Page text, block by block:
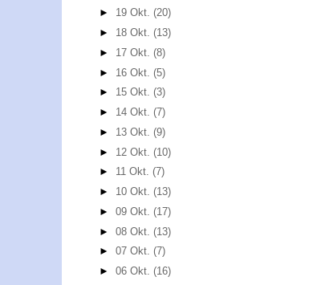
► 19 Okt.(20)
► 18 Okt.(13)
► 17 Okt.(8)
► 16 Okt.(5)
► 15 Okt.(3)
► 14 Okt.(7)
► 13 Okt.(9)
► 12 Okt.(10)
► 11 Okt.(7)
► 10 Okt.(13)
►09 Okt.(17)
►08 Okt.(13)
►07 Okt.(7)
►06 Okt.(16)